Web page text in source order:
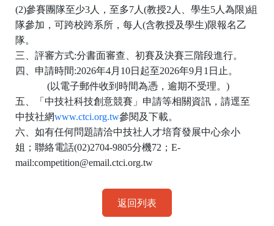
(2)參賽團隊至少3人，至多7人 (教授2 人、學生5人為限)組
隊參加，可跨校跨系所，每人 (含教授及學生)限報名乙
隊。
三、評審方式:分書面審查、初賽及決賽三階段進行。
四、申請時間:2026年4月 10日起至2026年9月 1 日止。
(以電子郵件收到時間為憑，逾期不受理。 )
五、「中技社科技創意競賽」申請等相關資訊，請逕至
中技社網www.ctci.org.tw參閱及下載。
六、如有任何問題請洽中技社人才培育發展中心余小
姐；聯絡電話(02)2704-9805分機72 ； E-
mail:competition@email.ctci.org.tw
返回列表